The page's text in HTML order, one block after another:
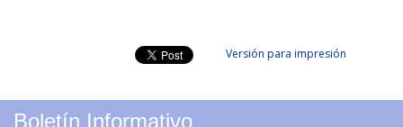
Versión para impresión
Boletín Informativo